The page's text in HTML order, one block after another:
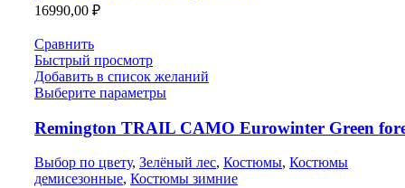
16990,00 ₽
Сравнить
Быстрый просмотр
Добавить в список желаний
Выберите параметры
Remington TRAIL CAMO Eurowinter Green
Выбор по цвету, Зелёный лес, Костюмы, Костюмы
демисезонные, Костюмы зимние